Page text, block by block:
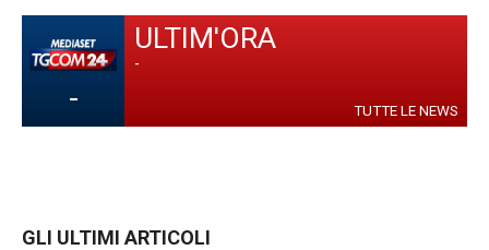
-
ULTIM'ORA
-
TUTTE LE NEWS
GLI ULTIMI ARTICOLI